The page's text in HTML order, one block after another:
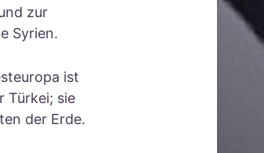
zur
Syrien.
ist
Türkei; sie
der Erde.